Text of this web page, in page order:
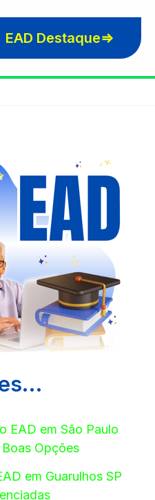
EAD Destaque⇒
EAD em São Paulo
Opções
em Guarulhos SP